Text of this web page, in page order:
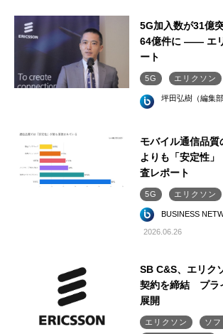
5G加入数が31億
64億件に ―― エ
ート
5G エリクソン
坪田弘樹（編集部
モバイル通信品質
よりも「安定性
査レポート
5G エリクソン
BUSINESS
2026.06.26
SB C&S、エリク
契約を締結 プラ
展開
エリクソン
ソ